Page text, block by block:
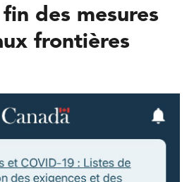
des mesures
frontières